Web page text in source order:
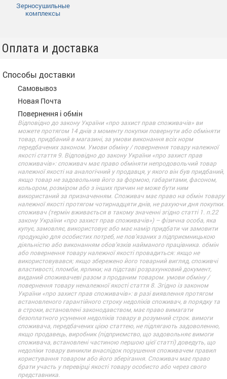
Зерносушильные
комплексы
Оплата и доставка
Способы доставки
Самовывоз
Новая Почта
Повернення і обмін
Відповідно до закону України «про захист прав споживачів» ви
можете протягом 14 днів з моменту покупки повернути або обміняти
товар, придбаний в магазині, за умови виконання всіх норм
передбачених законом. Умови обміну / повернення товару належної
якості стаття 9. Відповідно до закону України «про захист прав
споживачів»: споживач має право обміняти непродовольчий товар
належної якості на аналогічний у продавця, у якого він був придбаний,
якщо товар не задовольнив його за формою, габаритами, фасоном,
кольором, розміром або з інших причин не може бути ним
використаний за призначенням. Споживач має право на обмін товару
належної якості протягом чотирнадцяти днів, не рахуючи дня покупки.
споживач (термін вживається в такому значенні згідно статті 1. п.22
закону України «про захист прав споживачів») – фізична особа, яка
купує, замовляє, використовує або має намір придбати чи замовити
продукцію для особистих потреб, не пов’язаних з підприємницькою
діяльністю або виконанням обов’язків найманого працівника. обмін
або повернення товару належної якості провадиться: якщо не
використовувався; якщо збережено його товарний вигляд, споживчі
властивості, пломби, ярлики; на підставі розрахунковий документ,
виданий споживачеві разом з проданим товаром. умови обміну /
повернення товару неналежної якості стаття 8. Згідно із законом
України «про захист прав споживачів»: в разі виявлення протягом
встановленого гарантійного строку недоліків споживач, в порядку та
в строки, встановлені законодавством, має право вимагати
безоплатного усунення недоліків товару в розумний строк. вимоги
споживача, передбачених цією статтею, не підлягають задоволенню,
якщо продавець, виробник (підприємство, що задовольняє вимоги
споживача, встановлені частиною першою цієї статті) доведуть, що
недоліки товару виникли внаслідок порушення споживачем правил
користування товаром або його зберігання. Споживач має право
брати участь у перевірці якості товару особисто або через свого
представника.